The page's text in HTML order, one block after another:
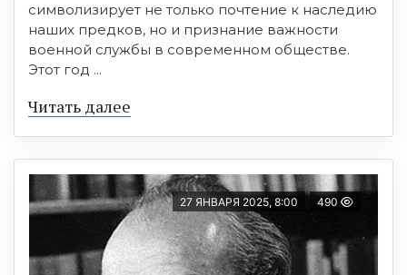
символизирует не только почтение к наследию
наших предков, но и признание важности
военной службы в современном обществе.
Этот год ...
Читать далее
27 ЯНВАРЯ 2025, 8:00 490